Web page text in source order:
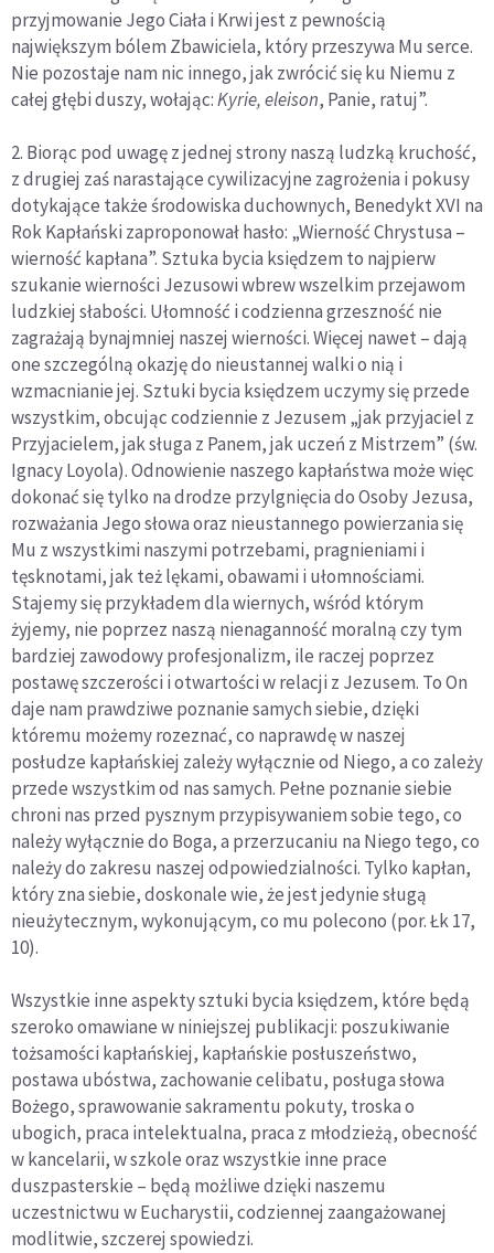
przyjmowanie Jego Ciała i Krwi jest z pewnością
największym bólem Zbawiciela, który przeszywa Mu serce.
Nie pozostaje nam nic innego, jak zwrócić się ku Niemu z
całej głębi duszy, wołając:Kyrie, eleison, Panie, ratuj”.
2. Biorąc pod uwagę z jednej strony naszą ludzką kruchość,
z drugiej zaś narastające cywilizacyjne zagrożenia i pokusy
dotykające także środowiska duchownych, Benedykt XVI na
Rok Kapłański zaproponował hasło: „Wierność Chrystusa –
wierność kapłana”. Sztuka bycia księdzem to najpierw
szukanie wierności Jezusowi wbrew wszelkim przejawom
ludzkiej słabości. Ułomność i codzienna grzeszność nie
zagrażają bynajmniej naszej wierności. Więcej nawet – dają
one szczególną okazję do nieustannej walki o nią i
wzmacnianie jej. Sztuki bycia księdzem uczymy się przede
wszystkim, obcując codziennie z Jezusem „jak przyjaciel z
Przyjacielem, jak sługa z Panem, jak uczeń z Mistrzem” (św.
Ignacy Loyola). Odnowienie naszego kapłaństwa może więc
dokonać się tylko na drodze przylgnięcia do Oso­by Jezusa,
rozważania Jego słowa oraz nieustannego powierzania się
Mu z wszystkimi naszymi potrzebami, pragnieniami i
tęsknotami, jak też lęka­mi, obawami i ułomnościami.
Stajemy się przykładem dla wiernych, wśród którym
żyjemy, nie poprzez naszą nienaganność moralną czy tym
bardziej zawodowy profesjonalizm, ile raczej poprzez
postawę szczerości i otwar­tości w relacji z Jezusem. To On
daje nam prawdziwe poznanie samych siebie, dzięki
któremu możemy rozeznać, co naprawdę w naszej
posłudze kapłańskiej zależy wyłącznie od Niego, a co zależy
przede wszystkim od nas samych. Pełne poznanie siebie
chroni nas przed pysznym przypisywa­niem sobie tego, co
należy wyłącznie do Boga, a przerzucaniu na Niego te­go, co
należy do zakresu naszej odpowiedzialności. Tylko kapłan,
który zna siebie, doskonale wie, że jest jedynie sługą
nieużytecznym, wykonującym, co mu polecono (por. Łk 17,
10).
Wszystkie inne aspekty sztuki bycia księdzem, które będą
szeroko omawiane w niniejszej publikacji: poszukiwanie
tożsamości kapłańskiej, ka­płańskie posłuszeństwo,
postawa ubóstwa, zachowanie celibatu, posługa słowa
Bożego, sprawowanie sakramentu pokuty, troska o
ubogich, praca intelektualna, praca z młodzieżą, obecność
w kancelarii, w szkole oraz wszyst­kie inne prace
duszpasterskie – będą możliwe dzięki naszemu
uczestnictwu w Eucharystii, codziennej zaangażowanej
modlitwie, szczerej spowiedzi.